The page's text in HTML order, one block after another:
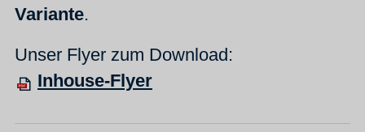
Variante.
Unser Flyer zum Download:
Inhouse-Flyer